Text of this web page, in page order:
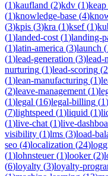
(1)kaufland (2)kdv (1)keap
(1)knowledge-base (4)
(3)kpis (3)kra (1)ksef(1)
(1)landed-cost (1)landing-
(1)latin-america (3)launch (
(1)lead-generation (3)lead-
nurturing (1)lead-scoring (2
(1)lean-manufacturing (1)
(2)leave-management (1)
(1)legal (16)legal-billing (1)
(7)lightspeed (1)liquid (1)
(1)live-chat (1)live-
visibility (1)lms (3)load-
seo (4)localization (24)
(1)lohnsteuer(1)looker(2)
(6)loyalty (3)loyalty-